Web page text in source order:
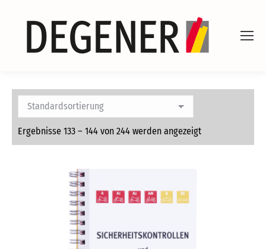
Ergebnisse 133 – 144 von 244 werden angezeigt